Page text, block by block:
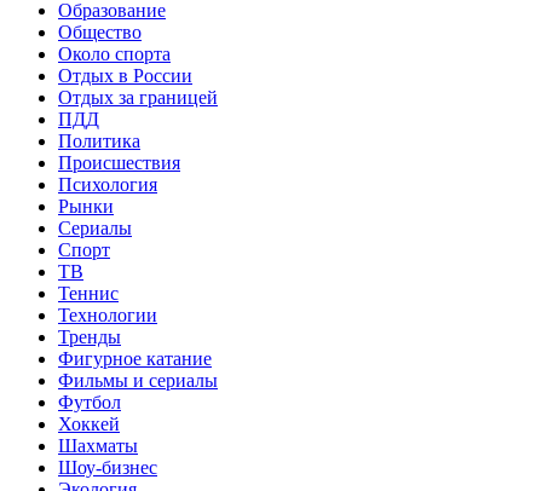
Образование
Общество
Около спорта
Отдых в России
Отдых за границей
ПДД
Политика
Происшествия
Психология
Рынки
Сериалы
Спорт
ТВ
Теннис
Технологии
Тренды
Фигурное катание
Фильмы и сериалы
Футбол
Хоккей
Шахматы
Шоу-бизнес